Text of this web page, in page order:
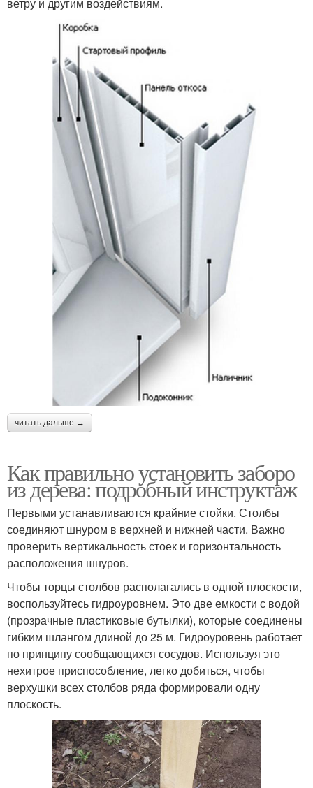
ветру и другим воздействиям.
читать дальше →
Как правильно установить заборо
из дерева: подробный инструктаж
Первыми устанавливаются крайние стойки. Столбы
соединяют шнуром в верхней и нижней части. Важно
проверить вертикальность стоек и горизонтальность
расположения шнуров.
Чтобы торцы столбов располагались в одной плоскости,
воспользуйтесь гидроуровнем. Это две емкости с водой
(прозрачные пластиковые бутылки), которые соединены
гибким шлангом длиной до 25 м. Гидроуровень работает
по принципу сообщающихся сосудов. Используя это
нехитрое приспособление, легко добиться, чтобы
верхушки всех столбов ряда формировали одну
плоскость.